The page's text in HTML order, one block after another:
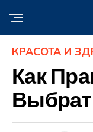
КРАСОТА И
Как